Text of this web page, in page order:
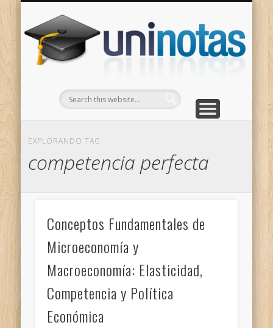
EXPLORANDO TAG
competencia perfecta
Conceptos Fundamentales de
Microeconomía y
Macroeconomía: Elasticidad,
Competencia y Política
Económica